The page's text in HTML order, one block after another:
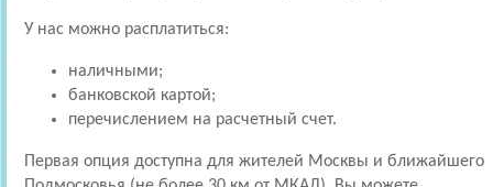
У нас можно расплатиться:
наличными;
банковской картой;
перечислением на расчетный счет.
Первая опция доступна для жителей Москвы и ближайшего